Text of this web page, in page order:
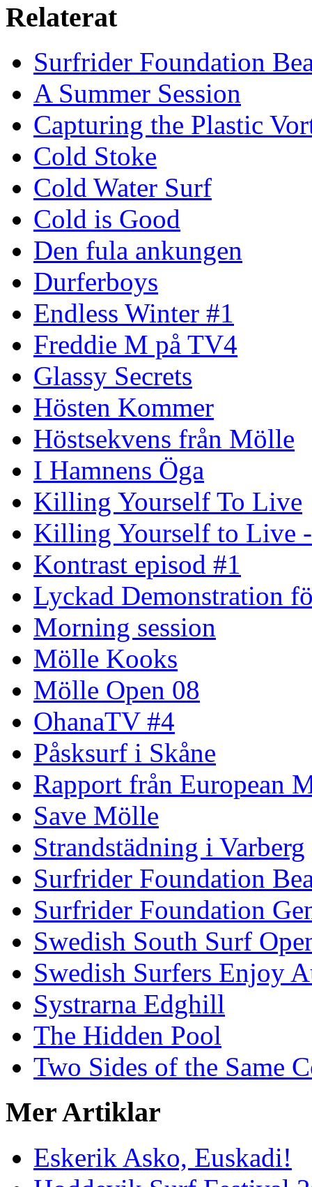
Relaterat
Surfrider Foundation
A Summer Session
Capturing the Plastic
Cold Stoke
Cold Water Surf
Cold is Good
Den fula ankungen
Durferboys
Endless Winter #1
Freddie M på TV4
Glassy Secrets
Hösten Kommer
Höstsekvens från Mölle
I Hamnens Öga
Killing Yourself To Live
Killing Yourself to Live -
Kontrast episod #1
Lyckad Demonstration
Morning session
Mölle Kooks
Mölle Open 08
OhanaTV #4
Påsksurf i Skåne
Rapport från European
Save Mölle
Strandstädning i Varberg
Surfrider Foundation
Surfrider Foundation
Swedish South Surf
Swedish Surfers Enjoy
Systrarna Edghill
The Hidden Pool
Two Sides of the Same
Mer Artiklar
Eskerik Asko, Euskadi!